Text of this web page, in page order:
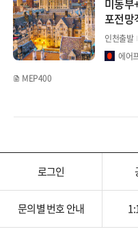
미동
포전망
인천출발
에어
MEP400
로그인
문의별 번호 안내